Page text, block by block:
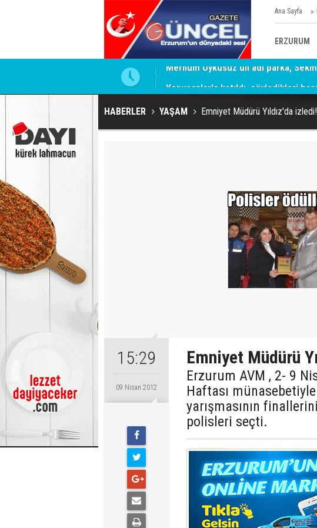
Ana Sayfa
ERZURUM
Konuşanlar'a katıldı, söyledikleri
HABERLER YAŞAM Emniyet Müdürü Yıldız'da izledi!
15:29
09 Nisan 2012
Emniyet Müdürü
Erzurum AVM , 2- 9
Haftası
yarışmasının
polisleri seçti.